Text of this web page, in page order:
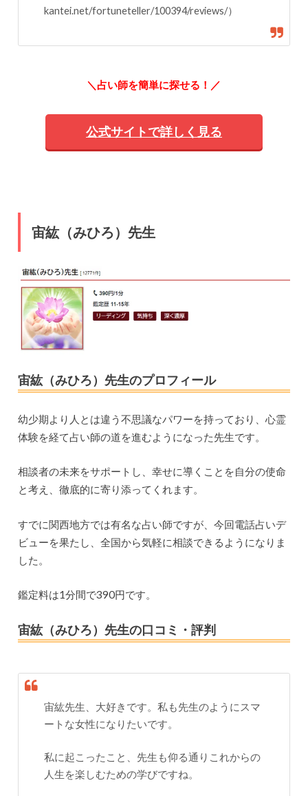
kantei.net/fortuneteller/100394/reviews/）
＼占い師を簡単に探せる！／
公式サイトで詳しく見る
宙紘（みひろ）先生
宙紘（みひろ）先生のプロフィール
幼少期より人とは違う不思議なパワーを持っており、心霊
体験を経て占い師の道を進むようになった先生です。
相談者の未来をサポートし、幸せに導くことを自分の使命
と考え、徹底的に寄り添ってくれます。
すでに関西地方では有名な占い師ですが、今回電話占いデ
ビューを果たし、全国から気軽に相談できるようになりま
した。
鑑定料は1分間で390円です。
宙紘（みひろ）先生の口コミ・評判
宙紘先生、大好きです。私も先生のようにスマ
ートな女性になりたいです。
私に起こったこと、先生も仰る通りこれからの
人生を楽しむための学びですね。